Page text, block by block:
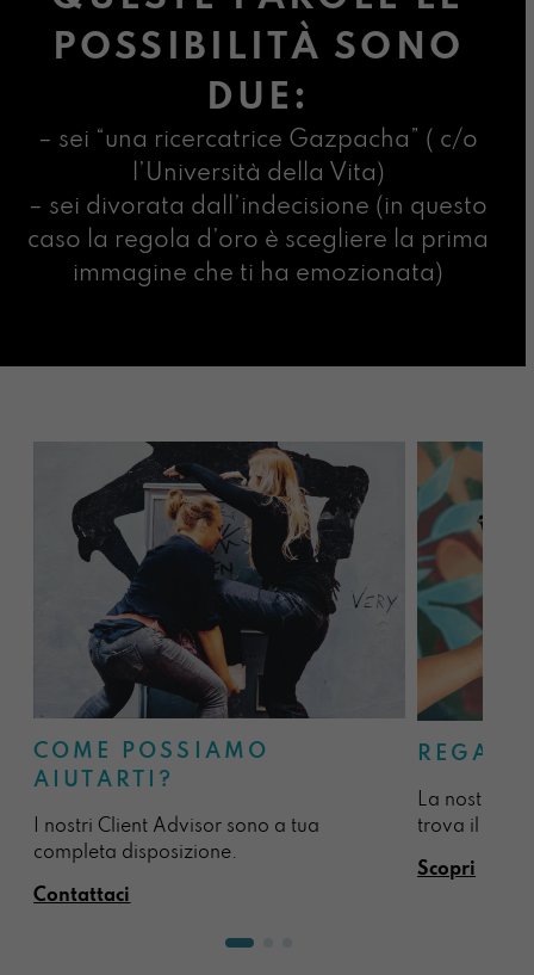
POSSIBILITÀ SONO
DUE:
– sei “una ricercatrice Gazpacha” ( c/o
l’Università della Vita)
– sei divorata dall’indecisione (in questo
caso la regola d’oro è scegliere la prima
immagine che ti ha emozionata)
COME POSSIAMO
AIUTARTI?
I nostri Client Advisor sono a tua
completa disposizione.
Contattaci
La nostra
trova il
Scopri